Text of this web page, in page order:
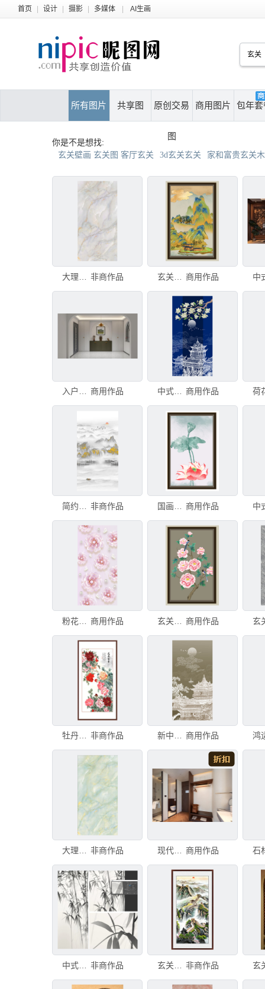
首页 设计 摄影 多媒体 AI生画
所有图片 共享图 原创交易
图
商用图片 包年套
你是不是想找:
玄关壁画 玄关图 客厅玄关 3d玄关玄关 家和富贵玄关
非商作品 商用作品
入户玄关 商用作品 中式楼阁玉兰花山水玄关壁画 商用作品
非商作品 商用作品
商用作品 商用作品
牡丹玄关画 非商作品 新中式楼阁山水背景玄关壁画 商用作品
非商作品 现代简约风酒店卫浴与玄关 商用作品
非商作品 非商作品 玄